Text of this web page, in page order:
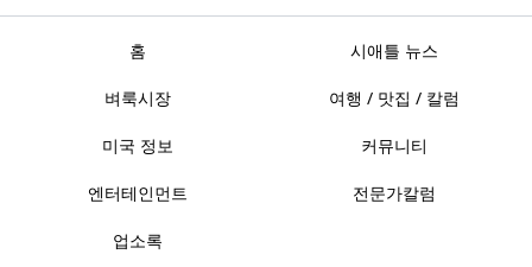
홈 시애틀 뉴스
벼룩시장 여행 / 맛집 / 칼럼
미국 정보 커뮤니티
엔터테인먼트 전문가칼럼
업소록